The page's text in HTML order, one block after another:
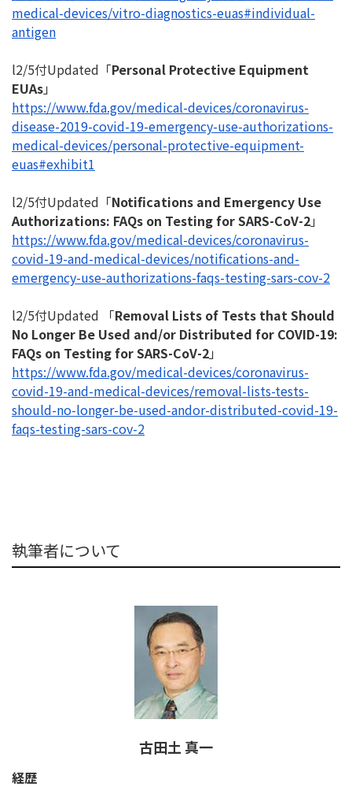
medical-devices/vitro-diagnostics-euas#individual-
antigen
l2/5付Updated「Personal Protective Equipment
EUAs」
https://www.fda.gov/medical-devices/coronavirus-
disease-2019-covid-19-emergency-use-authorizations-
medical-devices/personal-protective-equipment-
euas#exhibit1
l2/5付Updated「Notifications and Emergency Use
Authorizations: FAQs on Testing for SARS-CoV-2」
https://www.fda.gov/medical-devices/coronavirus-
covid-19-and-medical-devices/notifications-and-
emergency-use-authorizations-faqs-testing-sars-cov-2
l2/5付Updated 「Removal Lists of Tests that Should
No Longer Be Used and/or Distributed for COVID-19:
FAQs on Testing for SARS-CoV-2」
https://www.fda.gov/medical-devices/coronavirus-
covid-19-and-medical-devices/removal-lists-tests-
should-no-longer-be-used-andor-distributed-covid-19-
faqs-testing-sars-cov-2
執筆者について
古田土 真一
経歴